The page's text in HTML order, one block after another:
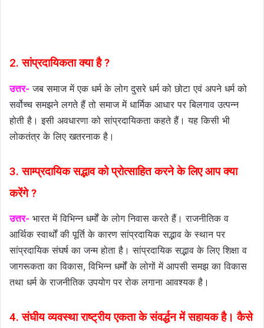
2. सांप्रदायिकता क्या है ?
उत्तर- जब समाज में एक धर्म के लोग दुसरे धर्म को छोटा एवं अपने धर्म को
सर्वोच्च समझने लगते हैं तो समाज में धार्मिक आधार पर बिलगाव उत्पन्न
होती है। इसी अवधारणा को सांप्रदायिकता कहते हैं। यह किसी भी
लोकतंत्र के लिए खतरनाक है।
3. साम्प्रदायिक सद्भाव को प्रोत्साहित करने के लिए आप क्या
करेंगे ?
उत्तर- भारत में विभिन्न धर्मों के लोग निवास करते हैं। राजनीतिक व
आर्थिक स्वार्थों की पूर्ति के कारण सांप्रदायिक सद्भाव के स्थान पर
सांप्रदायिक संघर्ष का जन्म होता है। सांप्रदायिक सद्भाव के लिए शिक्षा व
जागरूकता का विकास, विभिन्न धर्मों के लोगों में आपसी समझ का विकास
तथा धर्म के राजनीतिक उपयोग पर रोक लगाना आवश्यक है।
4. संघीय व्यवस्था राष्ट्रीय एकता के संवर्द्धन में सहायक है। कैसे